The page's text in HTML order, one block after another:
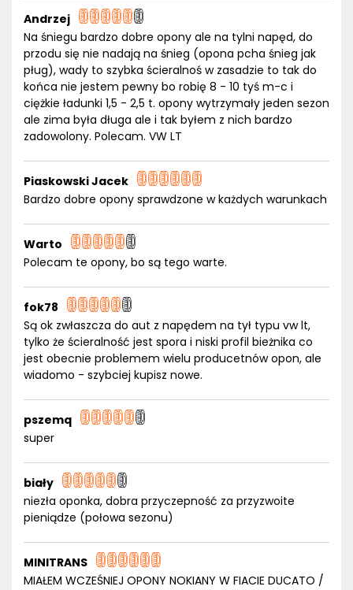
Andrzej
Na śniegu bardzo dobre opony ale na tylni napęd, do
przodu się nie nadają na śnieg (opona pcha śnieg jak
pług), wady to szybka ścieralnoś w zasadzie to tak do
końca nie jestem pewny bo robię 8 - 10 tyś m-c i
ciężkie ładunki 1,5 - 2,5 t. opony wytrzymały jeden sezon
ale zima była długa ale i tak byłem z nich bardzo
zadowolony. Polecam. VW LT
Piaskowski Jacek
Bardzo dobre opony sprawdzone w każdych warunkach
Warto
Polecam te opony, bo są tego warte.
fok78
Są ok zwłaszcza do aut z napędem na tył typu vw lt,
tylko że ścieralność jest spora i niski profil bieżnika co
jest obecnie problemem wielu producetnów opon, ale
wiadomo - szybciej kupisz nowe.
pszemq
super
biały
niezła oponka, dobra przyczepność za przyzwoite
pieniądze (połowa sezonu)
MINITRANS
MIAŁEM WCZEŚNIEJ OPONY NOKIANY W FIACIE DUCATO /